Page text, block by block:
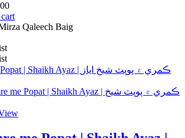
Qaleech Baig